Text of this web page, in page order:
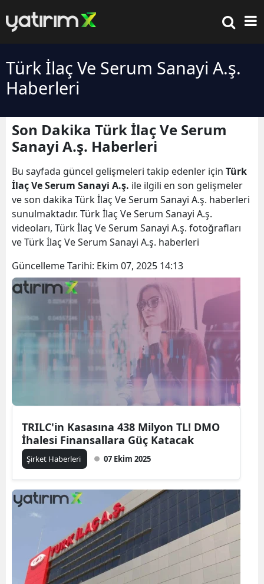
Türk İlaç Ve Serum Sanayi A.ş.
Haberleri
Son Dakika Türk İlaç Ve Serum
Sanayi A.ş. Haberleri
Bu sayfada güncel gelişmeleri takip edenler için Türk
İlaç Ve Serum Sanayi A.ş. ile ilgili en son gelişmeler
ve son dakika Türk İlaç Ve Serum Sanayi A.ş. haberleri
sunulmaktadır. Türk İlaç Ve Serum Sanayi A.ş.
videoları, Türk İlaç Ve Serum Sanayi A.ş. fotoğrafları
ve Türk İlaç Ve Serum Sanayi A.ş. haberleri
Güncelleme Tarihi: Ekim 07, 2025 14:13
TRILC'in Kasasına 438 Milyon TL! DMO
İhalesi Finansallara Güç Katacak
Şirket Haberleri 07 Ekim 2025